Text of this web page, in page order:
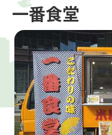
一番食堂